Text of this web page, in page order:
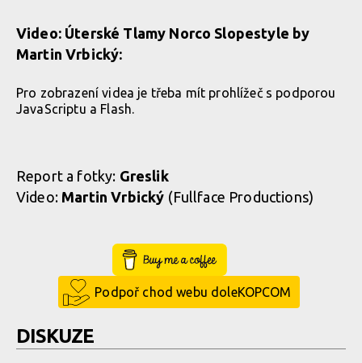
Video: Úterské Tlamy Norco Slopestyle by
Martin Vrbický:
Pro zobrazení videa je třeba mít prohlížeč s podporou
JavaScriptu a Flash.
Report a fotky: Greslik
Video: Martin Vrbický (Fullface Productions)
Buy Me a Coffee
Podpoř chod webu doleKOPCOM
DISKUZE